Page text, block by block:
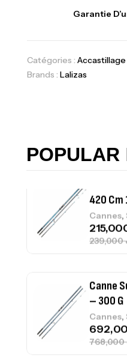
Garantie
Catégories :
Brands : Lalizas
POPULAR
Volant
Canne
– 300 G
Cannes,
768,000
Canne
– 300 G
Cannes,